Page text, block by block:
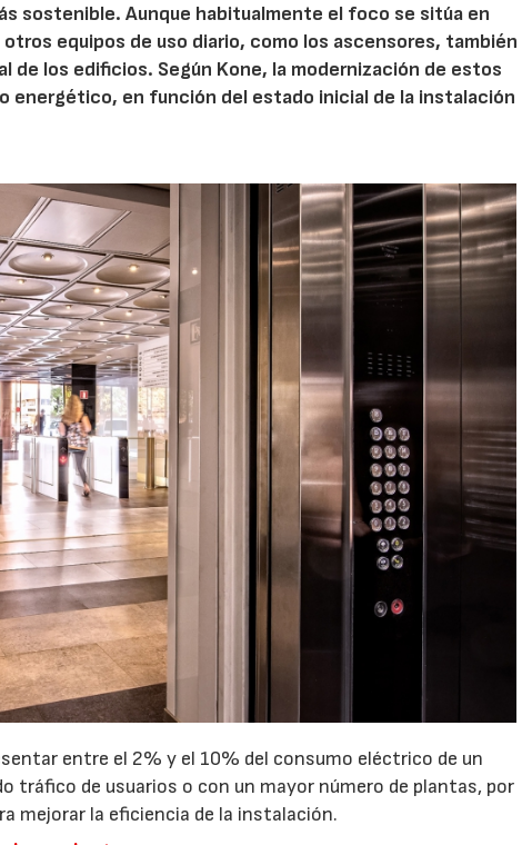
sostenible. Aunque habitualmente el foco se sitúa en
equipos de uso diario, como los ascensores, también
los edificios. Según Kone, la modernización de estos
energético, en función del estado inicial de la instalación
entre el 2% y el 10% del consumo eléctrico de un
tráfico de usuarios o con un mayor número de plantas, por
mejorar la eficiencia de la instalación.